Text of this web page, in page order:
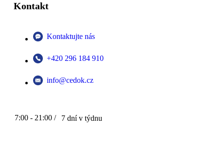
Kontakt
Kontaktujte nás
+420 296 184 910
info@cedok.cz
7:00 - 21:00 / 7 dní v týdnu